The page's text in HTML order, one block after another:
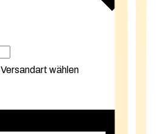
Versandart wählen